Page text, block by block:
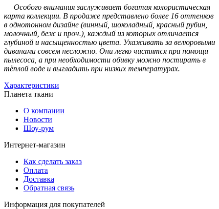
Особого внимания заслуживает богатая колористическая
карта коллекции. В продаже представлено более 16 оттенков
в однотонном дизайне (винный, шоколадный, красный рубин,
молочный, беж и проч.), каждый из которых отличается
глубиной и насыщенностью цвета. Ухаживать за велюровыми
диванами совсем несложно. Они легко чистятся при помощи
пылесоса, а при необходимости обивку можно постирать в
тёплой воде и выгладить при низких температурах.
Характеристики
Планета ткани
О компании
Новости
Шоу-рум
Интернет-магазин
Как сделать заказ
Оплата
Доставка
Обратная связь
Информация для покупателей